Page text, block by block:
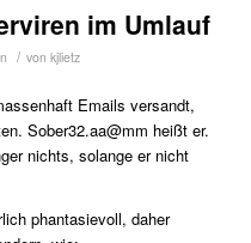
im Umlauf
/ von kjlietz
Emails versandt,
Sober32.aa@mm heißt er.
nichts, solange er nicht
phantasievoll, daher